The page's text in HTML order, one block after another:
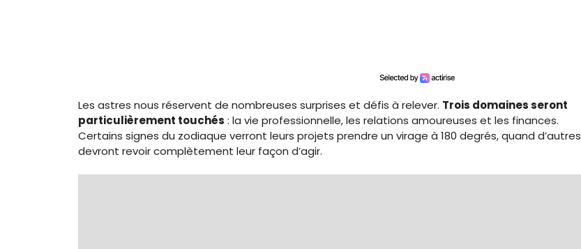
Les astres nous réservent de nombreuses surprises et défis à relever. Trois domaines seront
particulièrement touchés : la vie professionnelle, les relations amoureuses et les finances.
Certains signes du zodiaque verront leurs projets prendre un virage à 180 degrés, quand d’autres
devront revoir complètement leur façon d’agir.